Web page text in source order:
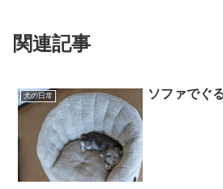
関連記事
犬の日常 ソファでぐ